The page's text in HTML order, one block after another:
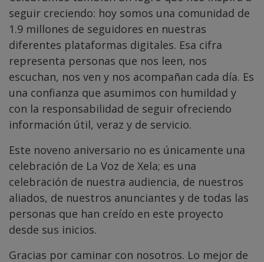
seguir creciendo: hoy somos una comunidad de
1.9 millones de seguidores en nuestras
diferentes plataformas digitales. Esa cifra
representa personas que nos leen, nos
escuchan, nos ven y nos acompañan cada día. Es
una confianza que asumimos con humildad y
con la responsabilidad de seguir ofreciendo
información útil, veraz y de servicio.
Este noveno aniversario no es únicamente una
celebración de La Voz de Xela; es una
celebración de nuestra audiencia, de nuestros
aliados, de nuestros anunciantes y de todas las
personas que han creído en este proyecto
desde sus inicios.
Gracias por caminar con nosotros. Lo mejor de